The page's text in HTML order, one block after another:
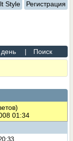
Style Регистрация
| Поиск
01:34